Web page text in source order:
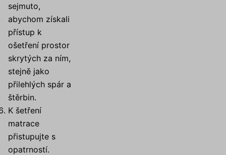
sejmuto,
abychom získali
přístup k
ošetření prostor
skrytých za ním,
stejně jako
přilehlých spár a
štěrbin.
K šetření
matrace
přistupujte s
opatrností.